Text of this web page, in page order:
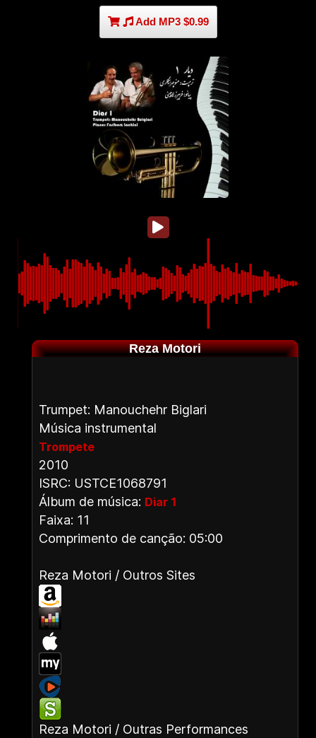
Add MP3 $0.99
Reza Motori
Trumpet: Manouchehr Biglari
Música instrumental
Trompete
2010
ISRC: USTCE1068791
Álbum de música: Diar 1
Faixa: 11
Comprimento de canção: 05:00
Reza Motori / Outros Sites
Reza Motori / Outras Performances